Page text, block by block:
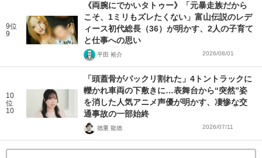
9位
9
《両腕にでかいタトゥー》「元暴走族だから
こそ、1ミリもズレたくない」富山伝説のレデ
ィース初代総長（36）が明かす、2人の子育て
と仕事への思い
平田 裕介 2026/08/01
10
位
10
「頭蓋骨がパックリ割れた」4トントラックに
轢かれ車両の下敷きに…表舞台から“突然”姿
を消した人気アニメ声優が明かす、凄惨な交
通事故の一部始終
徳重 龍徳 2026/07/11